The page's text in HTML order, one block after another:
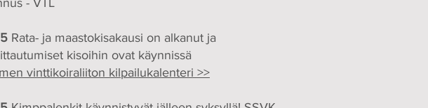
- VTL
Rata- ja maastokisakausi on alkanut ja
kisoihin ovat käynnissä
vinttikoiraliiton kilpailukalenteri >>